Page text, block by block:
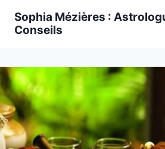
Sophia Mézières :
Conseils